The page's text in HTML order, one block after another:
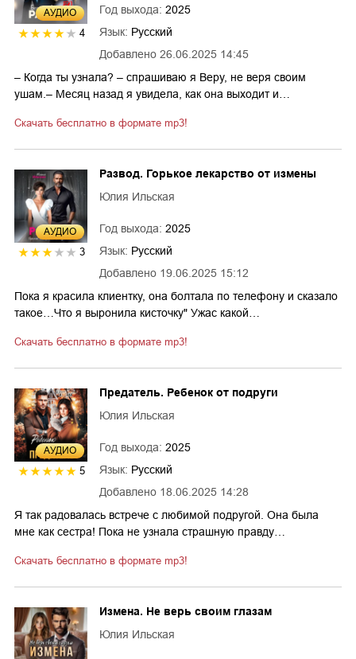
AУДИО
4
Добавлено 26.06.2025 14:45
Год выхода: 2025
Язык: Русский
– Когда ты узнала? – спрашиваю я Веру, не веря своим
ушам.– Месяц назад я увидела, как она выходит и…
Скачать бесплатно в формате mp3!
AУДИО
3
Добавлено 19.06.2025 15:12
Развод. Горькое лекарство от измены
Юлия Ильская
Год выхода: 2025
Язык: Русский
Пока я красила клиентку, она болтала по телефону и сказало
такое…Что я выронила кисточку" Ужас какой…
Скачать бесплатно в формате mp3!
AУДИО
5
Добавлено 18.06.2025 14:28
Предатель. Ребенок от подруги
Юлия Ильская
Год выхода: 2025
Язык: Русский
Я так радовалась встрече с любимой подругой. Она была
мне как сестра! Пока не узнала страшную правду…
Скачать бесплатно в формате mp3!
Измена. Не верь своим глазам
Юлия Ильская